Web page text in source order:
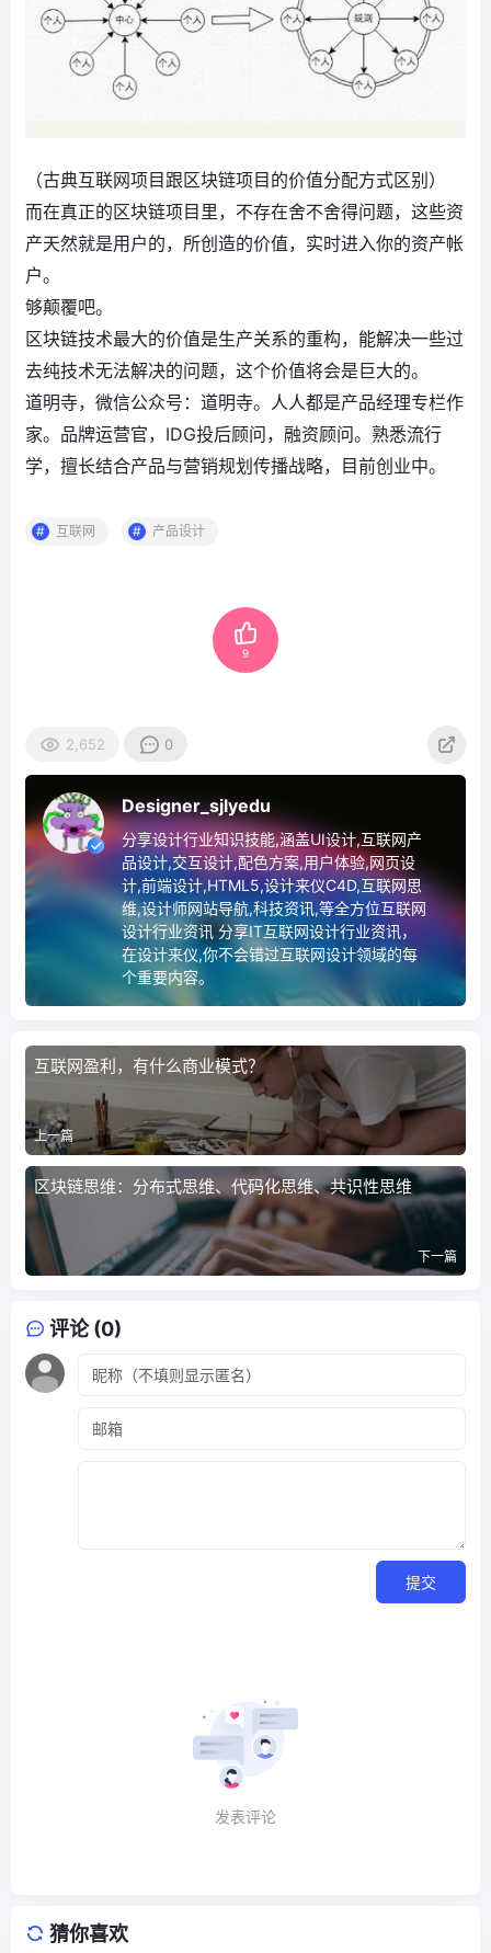
（古典互联网项目跟区块链项目的价值分配方式区别）
而在真正的区块链项目里，不存在舍不舍得问题，这些资
产天然就是用户的，所创造的价值，实时进入你的资产帐
户。
够颠覆吧。
区块链技术最大的价值是生产关系的重构，能解决一些过
去纯技术无法解决的问题，这个价值将会是巨大的。
道明寺，微信公众号：道明寺。人人都是产品经理专栏作
家。品牌运营官，IDG投后顾问，融资顾问。熟悉流行
学，擅长结合产品与营销规划传播战略，目前创业中。
互联网 产品设计
9
2,652 0
Designer_sjlyedu
分享设计行业知识技能,涵盖UI设计,互联网产
品设计,交互设计,配色方案,用户体验,网页设
计,前端设计,HTML5,设计来仪C4D,互联网思
维,设计师网站导航,科技资讯,等全方位互联网
设计行业资讯 分享IT互联网设计行业资讯，
在设计来仪,你不会错过互联网设计领域的每
个重要内容。
互联网盈利，有什么商业模式？
上一篇
区块链思维：分布式思维、代码化思维、共识性思维
下一篇
评论 (0)
提交
发表评论
猜你喜欢